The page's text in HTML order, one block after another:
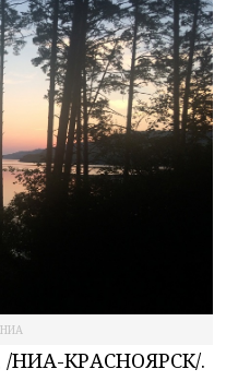
НИА-КРАСНОЯРСК/.